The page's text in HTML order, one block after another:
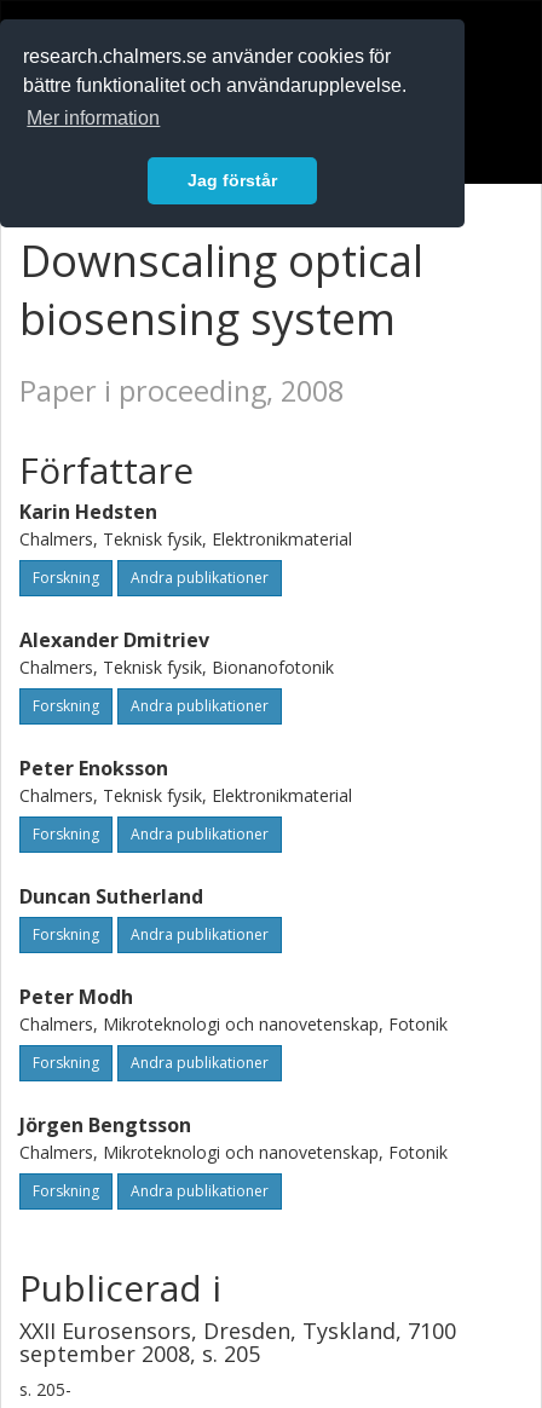
research.chalmers.se använder cookies för
bättre funktionalitet och användarupplevelse.
Mer information
Jag förstår
Downscaling optical
biosensing system
Paper i proceeding, 2008
Författare
Karin Hedsten
Chalmers, Teknisk fysik, Elektronikmaterial
Forskning Andra publikationer
Alexander Dmitriev
Chalmers, Teknisk fysik, Bionanofotonik
Forskning Andra publikationer
Peter Enoksson
Chalmers, Teknisk fysik, Elektronikmaterial
Forskning Andra publikationer
Duncan Sutherland
Forskning Andra publikationer
Peter Modh
Chalmers, Mikroteknologi och nanovetenskap, Fotonik
Forskning Andra publikationer
Jörgen Bengtsson
Chalmers, Mikroteknologi och nanovetenskap, Fotonik
Forskning Andra publikationer
Publicerad i
XXII Eurosensors, Dresden, Tyskland, 7100
september 2008, s. 205
s. 205-